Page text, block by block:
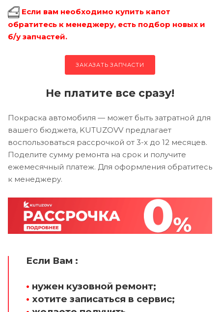
Если вам необходимо купить капот
обратитесь к менеджеру, есть подбор новых и
б/у запчастей.
ЗАКАЗАТЬ ЗАПЧАСТИ
Не платите все сразу!
Покраска автомобиля — может быть затратной для
вашего бюджета, KUTUZOVV предлагает
воспользоваться рассрочкой от 3-х до 12 месяцев.
Поделите сумму ремонта на срок и получите
ежемесячный платеж. Для оформления обратитесь
к менеджеру.
Если Вам :
• нужен кузовной ремонт;
• хотите записаться в сервис;